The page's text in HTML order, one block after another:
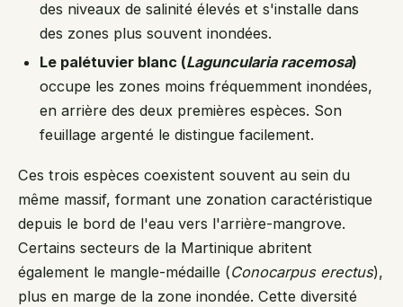
des niveaux de salinité élevés et s'installe dans
des zones plus souvent inondées.
Le palétuvier blanc (Laguncularia racemosa)
occupe les zones moins fréquemment inondées,
en arrière des deux premières espèces. Son
feuillage argenté le distingue facilement.
Ces trois espèces coexistent souvent au sein du
même massif, formant une zonation caractéristique
depuis le bord de l'eau vers l'arrière-mangrove.
Certains secteurs de la Martinique abritent
également le mangle-médaille (Conocarpus erectus),
plus en marge de la zone inondée. Cette diversité